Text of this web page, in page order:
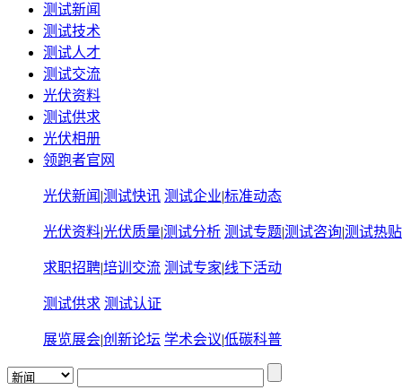
测试新闻
测试技术
测试人才
测试交流
光伏资料
测试供求
光伏相册
领跑者官网
光伏新闻 |测试快讯 测试企业|标准动态
光伏资料|光伏质量|测试分析 测试专题|测试咨询|测试热贴
求职招聘|培训交流 测试专家|线下活动
测试供求 测试认证
展览展会|创新论坛 学术会议|低碳科普